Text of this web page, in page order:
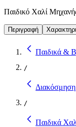
Παιδικό Χαλί
Περιγραφή
Παιδικά &
/
/
Παιδικά